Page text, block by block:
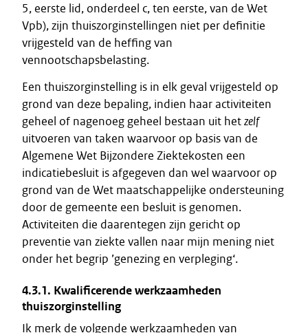
5, eerste lid, onderdeel c, ten eerste, van de Wet
Vpb), zijn thuiszorginstellingen niet per definitie
vrijgesteld van de heffing van
vennootschapsbelasting.
Een thuiszorginstelling is in elk geval vrijgesteld op
grond van deze bepaling, indien haar activiteiten
geheel of nagenoeg geheel bestaan uit hetzelf
uitvoeren van taken waarvoor op basis van de
Algemene Wet Bijzondere Ziektekosten een
indicatiebesluit is afgegeven dan wel waarvoor op
grond van de Wet maatschappelijke ondersteuning
door de gemeente een besluit is genomen.
Activiteiten die daarentegen zijn gericht op
preventie van ziekte vallen naar mijn mening niet
onder het begrip ’genezing en verpleging‘.
4.3.1. Kwalificerende werkzaamheden
thuiszorginstelling
Ik merk de volgende werkzaamheden van